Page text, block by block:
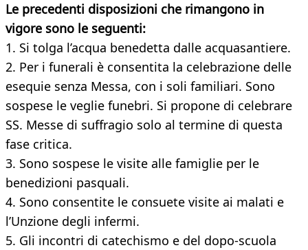
Le precedenti disposizioni che rimangono in
vigore sono le seguenti:
1. Si tolga l’acqua benedetta dalle acquasantiere.
2. Per i funerali è consentita la celebrazione delle
esequie senza Messa, con i soli familiari. Sono
sospese le veglie funebri. Si propone di celebrare
SS. Messe di suffragio solo al termine di questa
fase critica.
3. Sono sospese le visite alle famiglie per le
benedizioni pasquali.
4. Sono consentite le consuete visite ai malati e
l’Unzione degli infermi.
5. Gli incontri di catechismo e del dopo-scuola